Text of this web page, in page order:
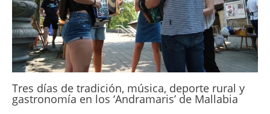
Tres días de tradición, música, deporte rural y
gastronomía en los ‘Andramaris’ de Mallabia